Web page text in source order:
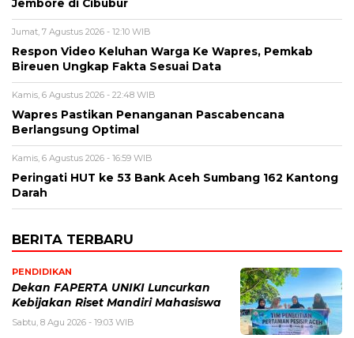
Jembore di Cibubur
Jumat, 7 Agustus 2026 - 12:10 WIB
Respon Video Keluhan Warga Ke Wapres, Pemkab
Bireuen Ungkap Fakta Sesuai Data
Kamis, 6 Agustus 2026 - 22:48 WIB
Wapres Pastikan Penanganan Pascabencana
Berlangsung Optimal
Kamis, 6 Agustus 2026 - 16:59 WIB
Peringati HUT ke 53 Bank Aceh Sumbang 162 Kantong
Darah
BERITA TERBARU
PENDIDIKAN
Dekan FAPERTA UNIKI Luncurkan
Kebijakan Riset Mandiri Mahasiswa
Sabtu, 8 Agu 2026 - 19:03 WIB